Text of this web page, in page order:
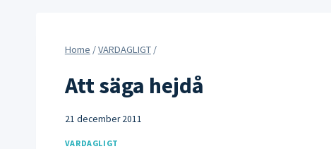
Home /VARDAGLIGT /
Att säga hejdå
21 december 2011
VARDAGLIGT